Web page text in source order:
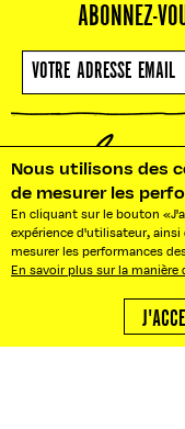
ABONNEZ-
NOS BUREAUX : 10 RUE
75019 PARIS
BONJOUR@LEFOOD
ABOUT
Nous utilisons des
de mesurer les
En cliquant sur le bouton
expérience d'utilisateur, ainsi
mesurer les performances
En savoir plus sur la